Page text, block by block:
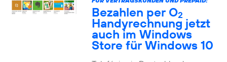
Bezahlen per O2
Handyrechnung jetzt
auch im Windows
Store für Windows 10